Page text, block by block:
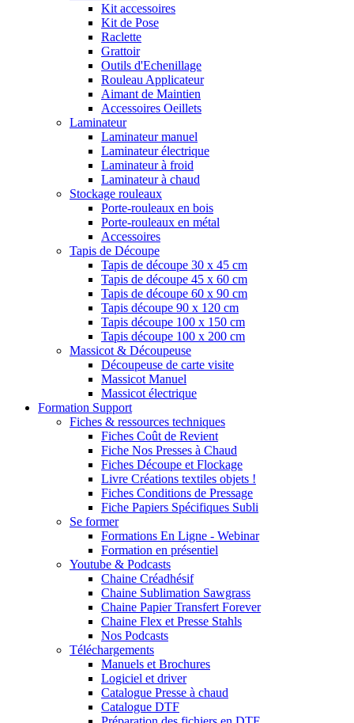
Kit accessoires
Kit de Pose
Raclette
Grattoir
Outils d'Echenillage
Rouleau Applicateur
Aimant de Maintien
Accessoires Oeillets
Laminateur
Laminateur manuel
Laminateur électrique
Laminateur à froid
Laminateur à chaud
Stockage rouleaux
Porte-rouleaux en bois
Porte-rouleaux en métal
Accessoires
Tapis de Découpe
Tapis de découpe 30 x 45 cm
Tapis de découpe 45 x 60 cm
Tapis de découpe 60 x 90 cm
Tapis découpe 90 x 120 cm
Tapis découpe 100 x 150 cm
Tapis découpe 100 x 200 cm
Massicot & Découpeuse
Découpeuse de carte visite
Massicot Manuel
Massicot électrique
Formation Support
Fiches & ressources techniques
Fiches Coût de Revient
Fiche Nos Presses à Chaud
Fiches Découpe et Flockage
Livre Créations textiles objets !
Fiches Conditions de Pressage
Fiche Papiers Spécifiques Subli
Se former
Formations En Ligne - Webinar
Formation en présentiel
Youtube & Podcasts
Chaine Créadhésif
Chaine Sublimation Sawgrass
Chaine Papier Transfert Forever
Chaine Flex et Presse Stahls
Nos Podcasts
Téléchargements
Manuels et Brochures
Logiciel et driver
Catalogue Presse à chaud
Catalogue DTF